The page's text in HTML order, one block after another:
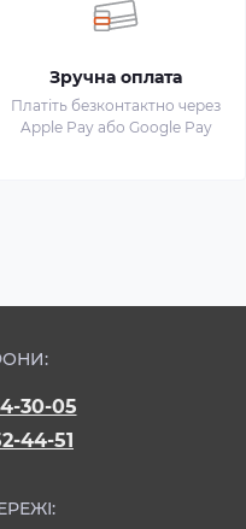
Зручна оплата
Платіть безконтактно через
Apple Pay або Google Pay
30-05
44-51